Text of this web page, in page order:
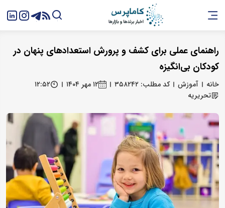
راهنمای عملی برای کشف و پرورش استعدادهای پنهان در
کودکان بی‌انگیزه
خانه آموزش کد مطلب: ۳۵۸۲۴۲ ۱۲ مهر ۱۴۰۴
۱۲:۵۲
تحریریه